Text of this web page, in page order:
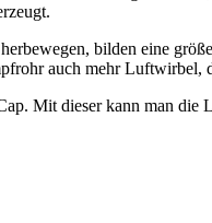
bilden eine
auch mehr Luftwirbel,
Mit dieser kann man